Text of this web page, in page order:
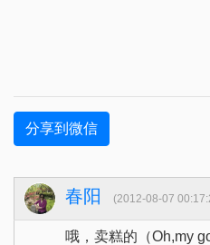
分享到微信
春阳 (2012-08-07
哦，卖糕的（Oh,my